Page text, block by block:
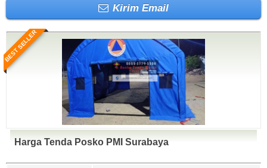
Kirim Email
BEST SELLER
Harga Tenda Posko PMI Surabaya